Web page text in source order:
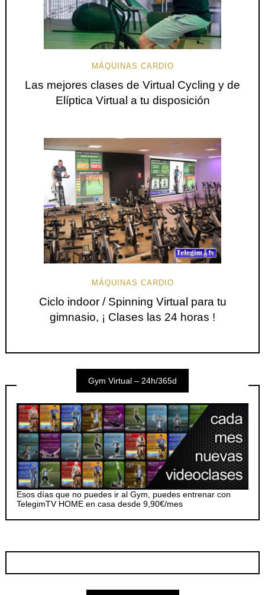
MÁQUINAS CARDIO
Las mejores clases de Virtual Cycling y de
Elíptica Virtual a tu disposición
MÁQUINAS CARDIO
Ciclo indoor / Spinning Virtual para tu
gimnasio, ¡ Clases las 24 horas !
Gym Virtual – 24h/365d
Esos días que no puedes ir al Gym, puedes entrenar con
TelegimTV HOME en casa desde 9,90€/mes